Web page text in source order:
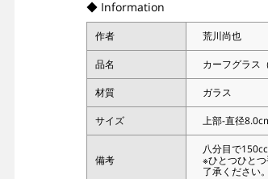
◆ Information
作者 荒川尚也
品名 カーフグラス
材質 ガラス
サイズ 上部-直径
備考
八分目で150cc
※ひとつひと
了承ください。